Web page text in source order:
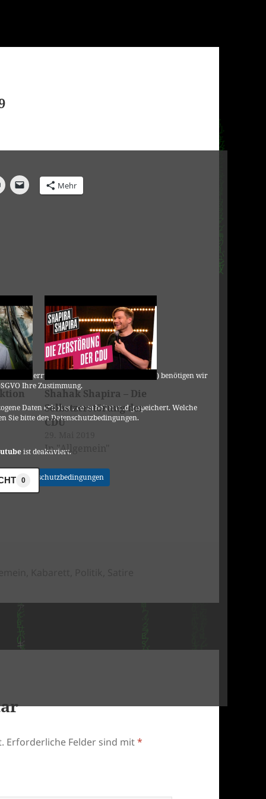
901 Cherry Ave., San Bruno, CA 94066, USA) benötigen wir
Ihre Zustimmung.
Daten erhoben, verarbeitet und gespeichert. Welche
Sie bitte den Datenschutzbedingungen.
ist deaktiviert.
Datenschutzbedingungen
Mehr
Shahak Shapira – Die
Selbstzerstörung der
CDU
In "Allgemein"
0
Erforderliche Felder sind mit*